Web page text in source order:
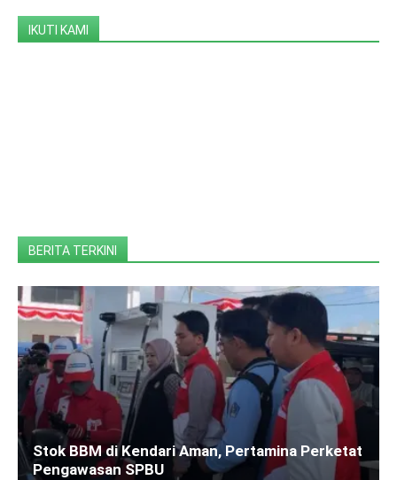
IKUTI KAMI
BERITA TERKINI
Stok BBM di Kendari Aman, Pertamina Perketat
Pengawasan SPBU